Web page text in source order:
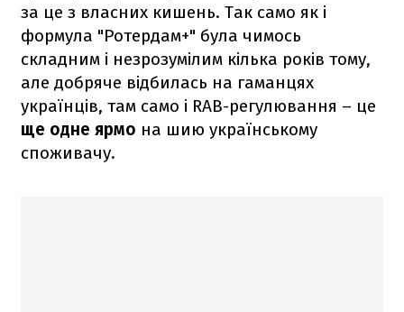
за це з власних кишень. Так само як і
формула "Ротердам+" була чимось
складним і незрозумілим кілька років тому,
але добряче відбилась на гаманцях
українців, там само і RAB-регулювання – це
ще одне ярмо на шию українському
споживачу.